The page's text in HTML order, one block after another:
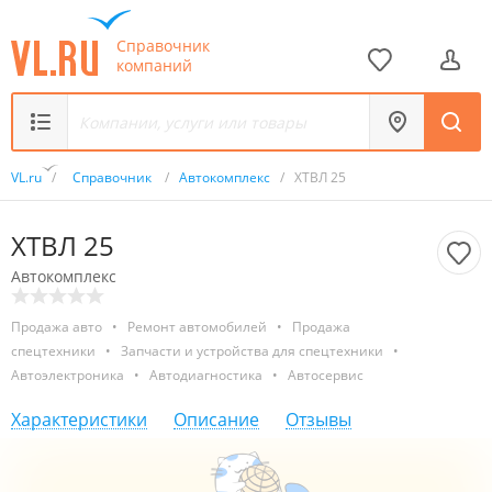
Справочник
компаний
VL.ru / Справочник / Автокомплекс / ХТВЛ 25
ХТВЛ 25
Автокомплекс
Продажа авто • Ремонт автомобилей •
Продажа
спецтехники
• Запчасти и устройства для спецтехники
•
Автоэлектроника
• Автодиагностика • Автосервис
Характеристики Описание Отзывы